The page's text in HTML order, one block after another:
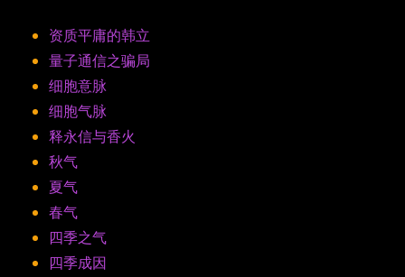
资质平庸的韩立
量子通信之骗局
细胞意脉
细胞气脉
释永信与香火
秋气
夏气
春气
四季之气
四季成因